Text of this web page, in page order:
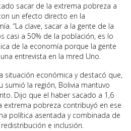
sacar de la extrema pobreza a
un efecto directo en la
“La clave, sacar a la gente de la
casi a 50% de la población, es lo
de la economía porque la gente
entrevista en la mred Uno.
situación económica y destacó que,
sumió la región, Bolivia mantuvo
Dijo que el haber sacado a 1,6
extrema pobreza contribuyó en ese
política asentada y combinada de
e inclusión.